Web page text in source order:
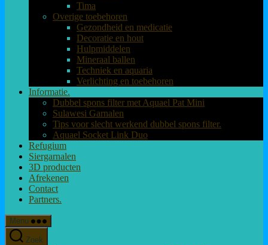
Tima
Overige toebehoren
Gezondheid en medicatie
Decoratie en hout
Hulpmiddelen
Mineraal ballen
Techniek en aquaria
Verlichting en toebehoren
Informatie.
Dubbel spons filter met Aquael Pat Mini
Sulawesi Garnalen
Tips voor slecht werkend dubbel spons filter.
Aquael Socket Link Duo
Refugium
Siergarnalen
3D producten
Afrekenen
Contact
Partners.
Menu
Zoek